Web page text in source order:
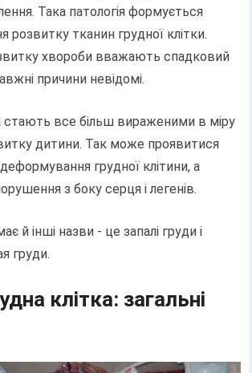
Така патологія формується
розвитку тканин грудної клітки.
хвороби вважають спадковий
причини невідомі.
стають все більш вираженими в міру
дитини. Так може проявитися
грудної клітини, а
з боку серця і легенів.
й інші назви - це запалі груди і
груди.
клітка: загальні